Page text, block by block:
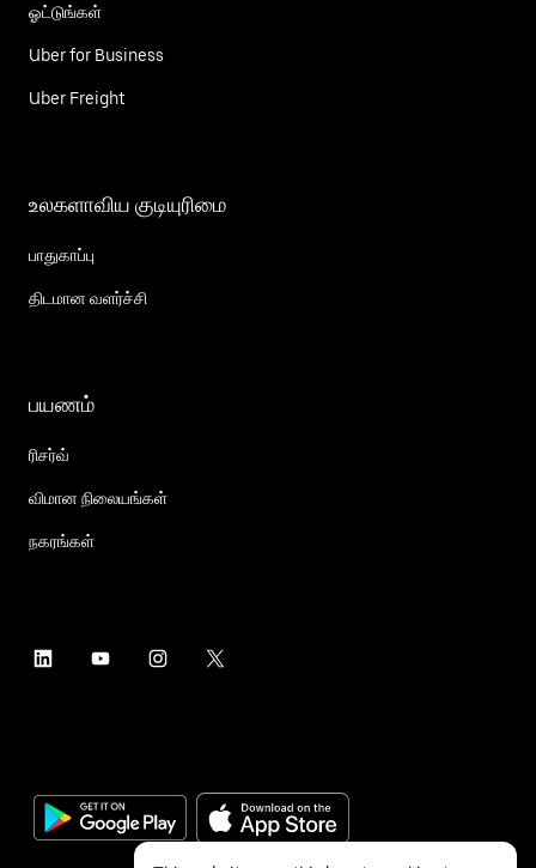
ஓட்டுங்கள்
Uber for Business
Uber Freight
உலகளாவிய குடியுரிமை
பாதுகாப்பு
திடமான வளர்ச்சி
பயணம்
ரிசர்வ்
விமான நிலையங்கள்
நகரங்கள்